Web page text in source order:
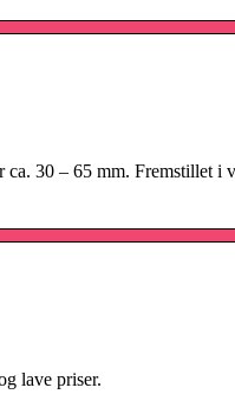
30 – 65 mm. Fremstillet i
lave priser.